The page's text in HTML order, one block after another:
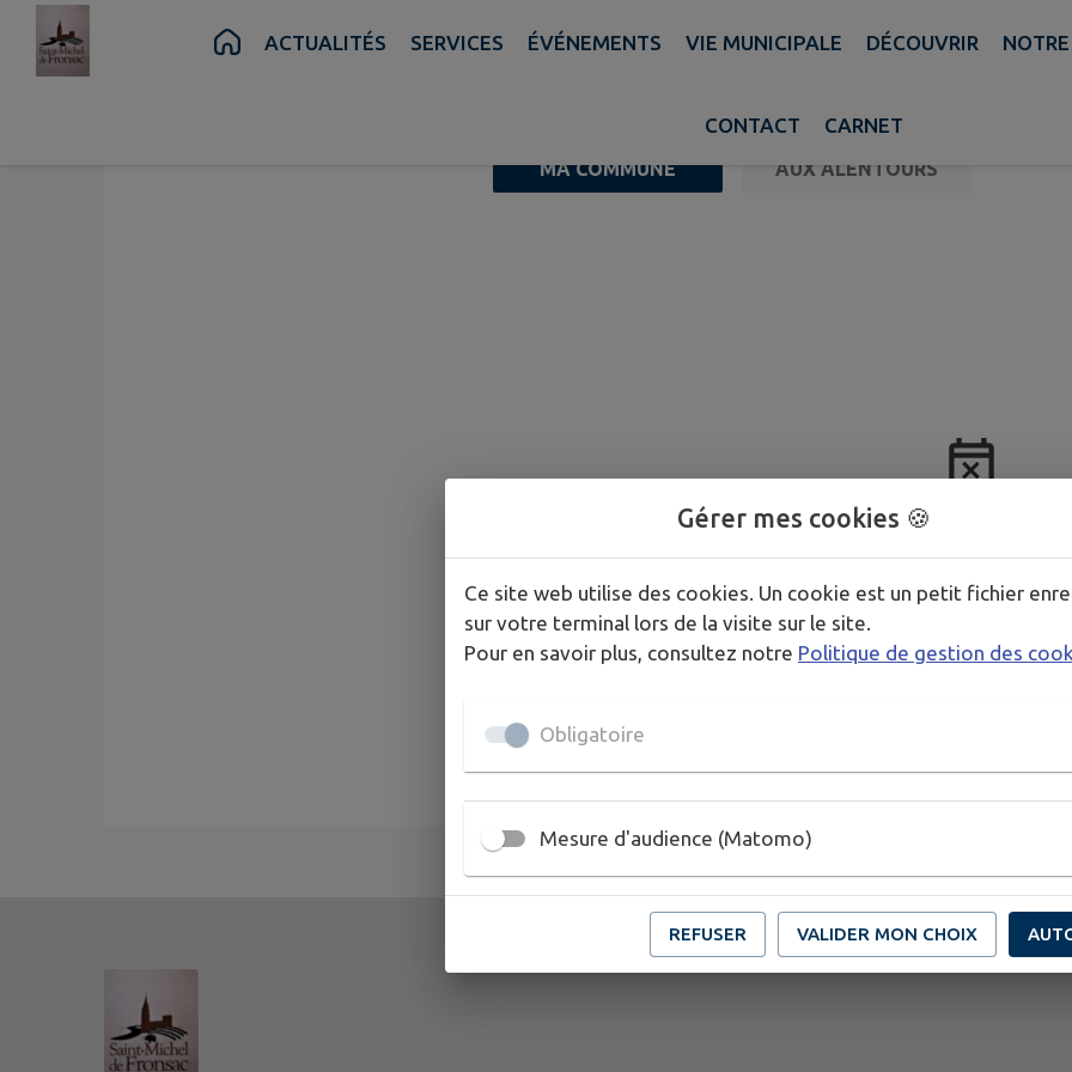
Contenu Recherche Pied de page
ACTUALITÉS SERVICES ÉVÉNEMENTS VIE MUNICIPALE DÉCOUVRIR
CONTACT CARNET
MA COMMUNE AUX ALENTOURS
Gérer mes cookies 🍪
Ce site web utilise des cookies. Un cookie est un petit fichier
sur votre terminal lors de la visite sur le site.
Pour en savoir plus, consultez notre Politique de gestion des
Obligatoire
Mesure d'audience (Matomo)
REFUSER VALIDER MON CHOIX